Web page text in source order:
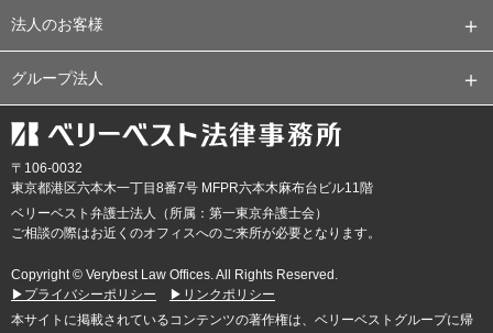
法人のお客様
グループ法人
〒106-0032
東京都港区六本木一丁目8番7号 MFPR六本木麻布台ビル11階
ベリーベスト弁護士法人（所属：第一東京弁護士会）
ご相談の際はお近くのオフィスへのご来所が必要となります。
Copyright © Verybest Law Offices. All Rights Reserved.
▶プライバシーポリシー
▶リンクポリシー
本サイトに掲載されているコンテンツの著作権は、ベリーベストグループに帰